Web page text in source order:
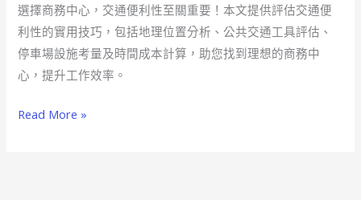
選擇商務中心，交通便利性至關重要！本文提供評估交通便
利性的實用技巧，包括地理位置分析、公共交通工具評估、
停車場設施考量及時間成本計算，助您找到理想的商務中
心，提升工作效率。
務
中
心
交
便
Read More »